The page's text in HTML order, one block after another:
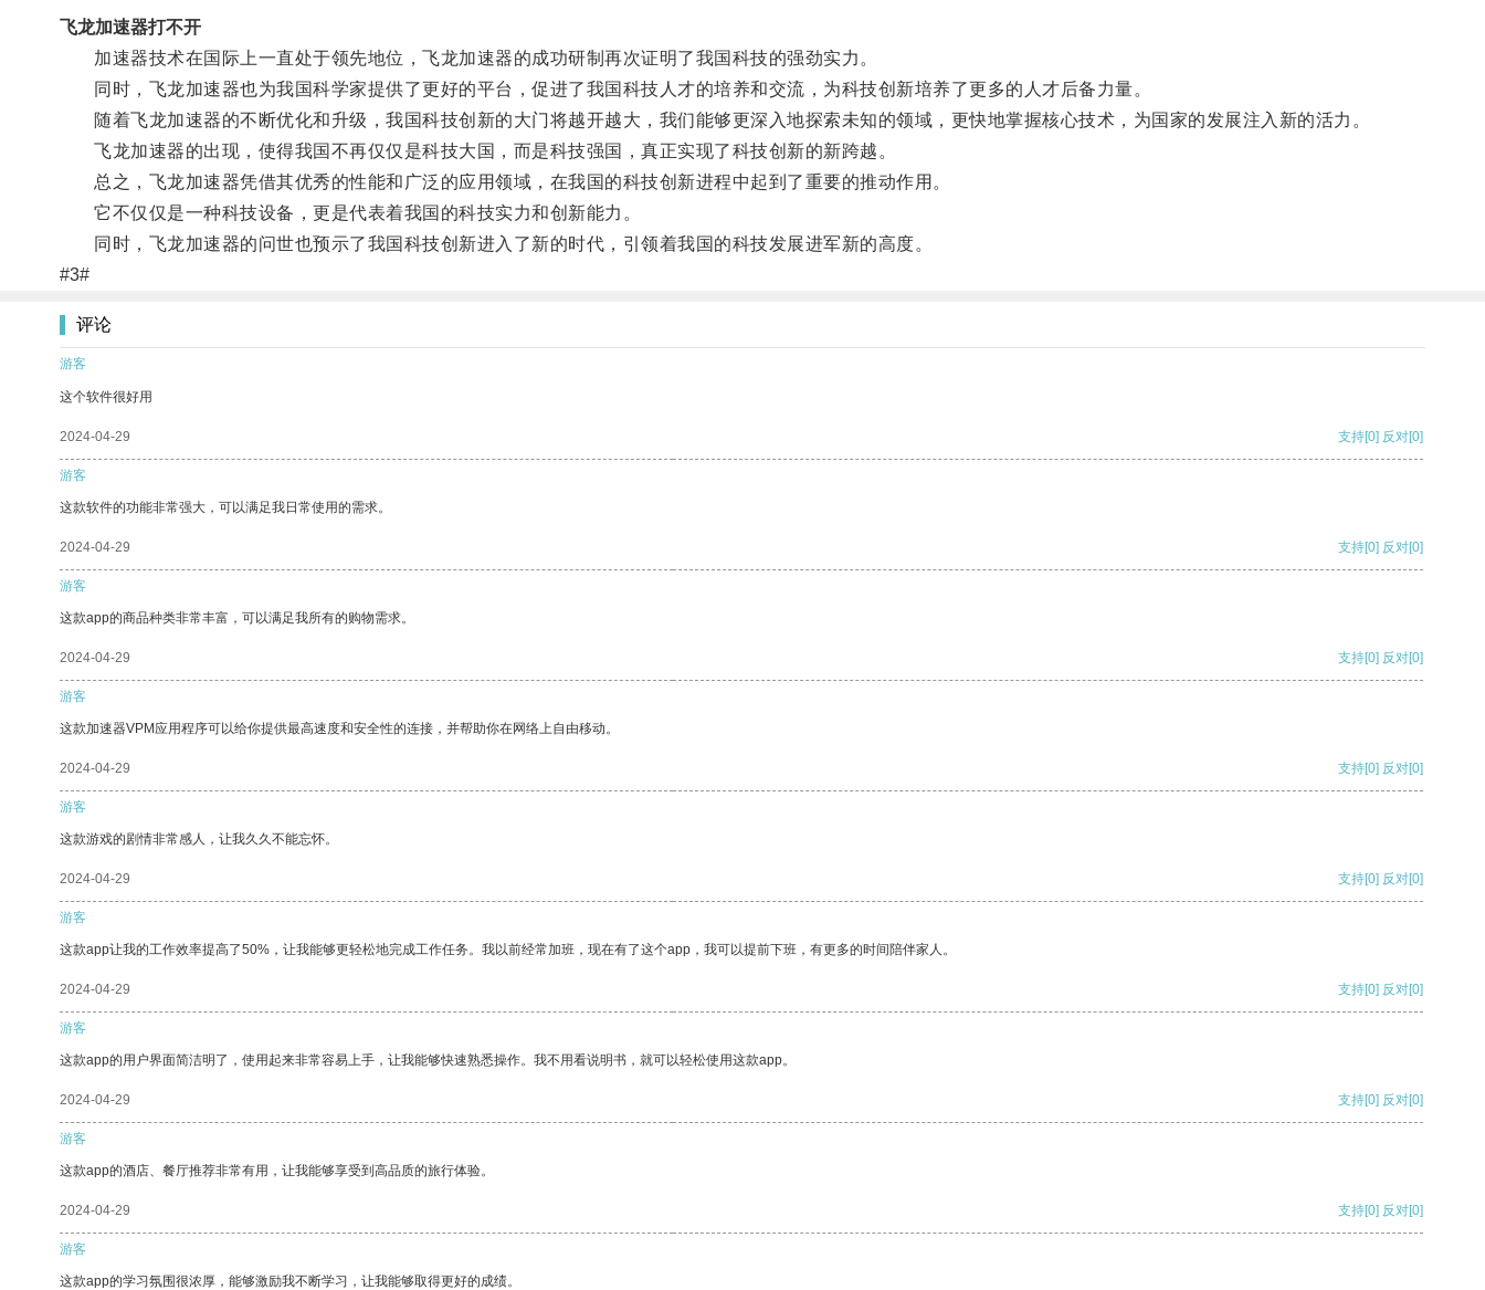
飞龙加速器打不开
加速器技术在国际上一直处于领先地位，飞龙加速器的成功研制再次证明了我国科技的强劲实力。
同时，飞龙加速器也为我国科学家提供了更好的平台，促进了我国科技人才的培养和交流，为科技创新培养了更多的人才后备力量。
随着飞龙加速器的不断优化和升级，我国科技创新的大门将越开越大，我们能够更深入地探索未知的领域，更快地掌握核心技术，为国家的发展注入新的活力。
飞龙加速器的出现，使得我国不再仅仅是科技大国，而是科技强国，真正实现了科技创新的新跨越。
总之，飞龙加速器凭借其优秀的性能和广泛的应用领域，在我国的科技创新进程中起到了重要的推动作用。
它不仅仅是一种科技设备，更是代表着我国的科技实力和创新能力。
同时，飞龙加速器的问世也预示了我国科技创新进入了新的时代，引领着我国的科技发展进军新的高度。
#3#
评论
游客
这个软件很好用
2024-04-29 支持[0] 反对[0]
游客
这款软件的功能非常强大，可以满足我日常使用的需求。
2024-04-29 支持[0] 反对[0]
游客
这款app的商品种类非常丰富，可以满足我所有的购物需求。
2024-04-29 支持[0] 反对[0]
游客
这款加速器VPM应用程序可以给你提供最高速度和安全性的连接，并帮助你在网络上自由移动。
2024-04-29 支持[0] 反对[0]
游客
这款游戏的剧情非常感人，让我久久不能忘怀。
2024-04-29 支持[0] 反对[0]
游客
这款app让我的工作效率提高了50%，让我能够更轻松地完成工作任务。我以前经常加班，现在有了这个app，我可以提前下班，有更多的时间陪伴家人。
2024-04-29 支持[0] 反对[0]
游客
这款app的用户界面简洁明了，使用起来非常容易上手，让我能够快速熟悉操作。我不用看说明书，就可以轻松使用这款app。
2024-04-29 支持[0] 反对[0]
游客
这款app的酒店、餐厅推荐非常有用，让我能够享受到高品质的旅行体验。
2024-04-29 支持[0] 反对[0]
游客
这款app的学习氛围很浓厚，能够激励我不断学习，让我能够取得更好的成绩。